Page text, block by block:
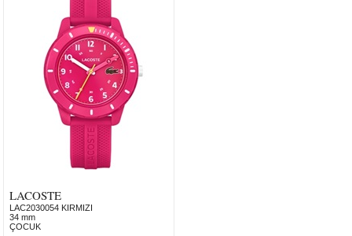
LACOSTE
LAC2030054 KIRMIZI
34 mm
ÇOCUK